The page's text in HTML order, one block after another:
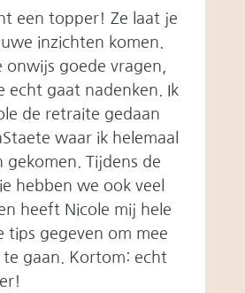
een topper! Ze laat je
inzichten komen.
onwijs goede vragen,
echt gaat nadenken. Ik
de retraite gedaan
waar ik helemaal
Tijdens de
hebben we ook veel
heeft Nicole mij hele
tips gegeven om mee
gaan.
Kortom: echt